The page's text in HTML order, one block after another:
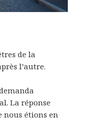
de la
l’autre.
La réponse
nous étions en